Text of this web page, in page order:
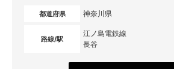
都道府県 神奈川県
路線/駅
江ノ島電鉄線
長谷